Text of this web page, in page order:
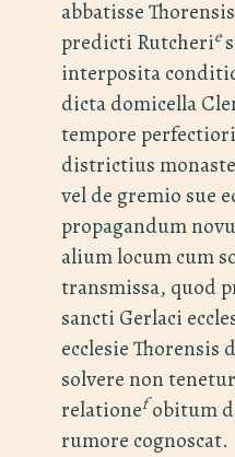
abbatisse
predicti Rutcherie
interposita
dicta domicella
tempore
districtius
vel de gremio sue
propagandum
alium locum cum
transmissa, quod
sancti Gerlaci
ecclesie Thorensis
solvere non
relationefobitum
rumore cognoscat.